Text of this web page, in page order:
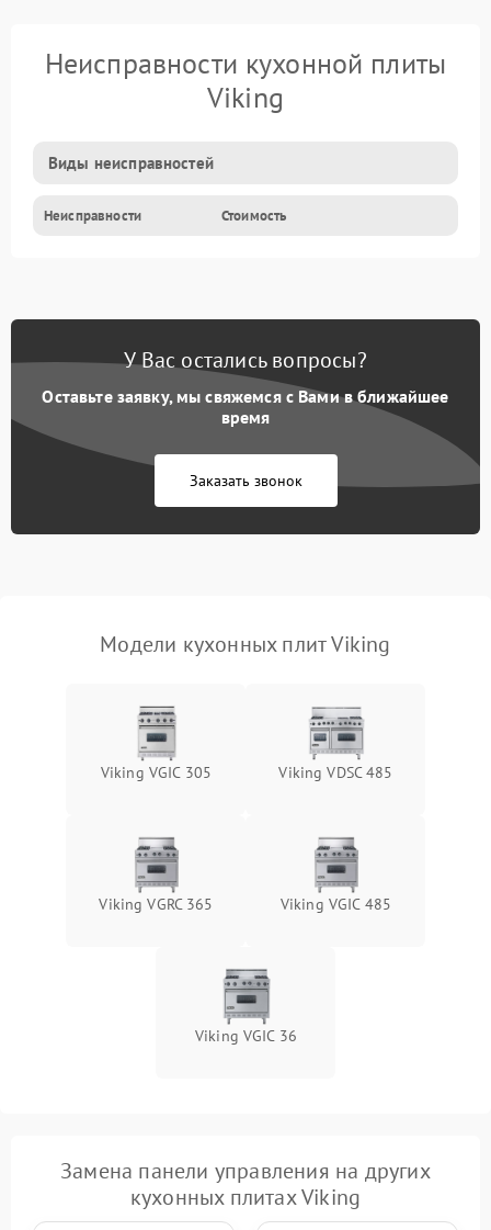
Неисправности кухонной плиты
Viking
Виды неисправностей
Неисправности Стоимость
У Вас остались вопросы?
Оставьте заявку, мы свяжемся с Вами в ближайшее
время
Заказать звонок
Модели кухонных плит Viking
Viking VGIC 305 Viking VDSC 485
Viking VGRC 365 Viking VGIC 485
Viking VGIC 36
Замена панели управления на других
кухонных плитах Viking